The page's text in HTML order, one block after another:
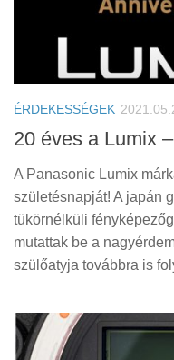
ÉRDEKESSÉGEK
20 éves a Lumix
A Panasonic Lumix
születésnapját! A japán
tükörnélküli
mutattak be a
szülőatyja továbbra is